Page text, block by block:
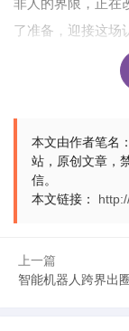
了准备，迎接这场
不是单向的技术
浪潮还在涌。
前行，都可能撞
谁能预判结局？AI
总能突破人们的想
回望这场浪潮
形态的悄然蜕变
本文由作者笔名
站，原创文章，
信。
本文链接：
上一篇
智能机器人跨界出圈，2026应用